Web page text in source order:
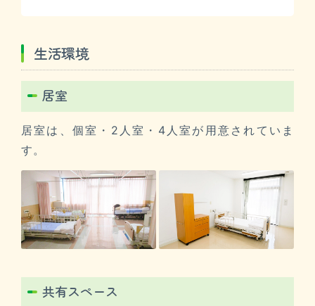
生活環境
居室
居室は、個室・2人室・4人室が用意されていま
す。
共有スペース